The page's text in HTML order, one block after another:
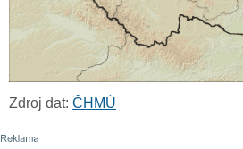
Zdroj dat: ČHMÚ